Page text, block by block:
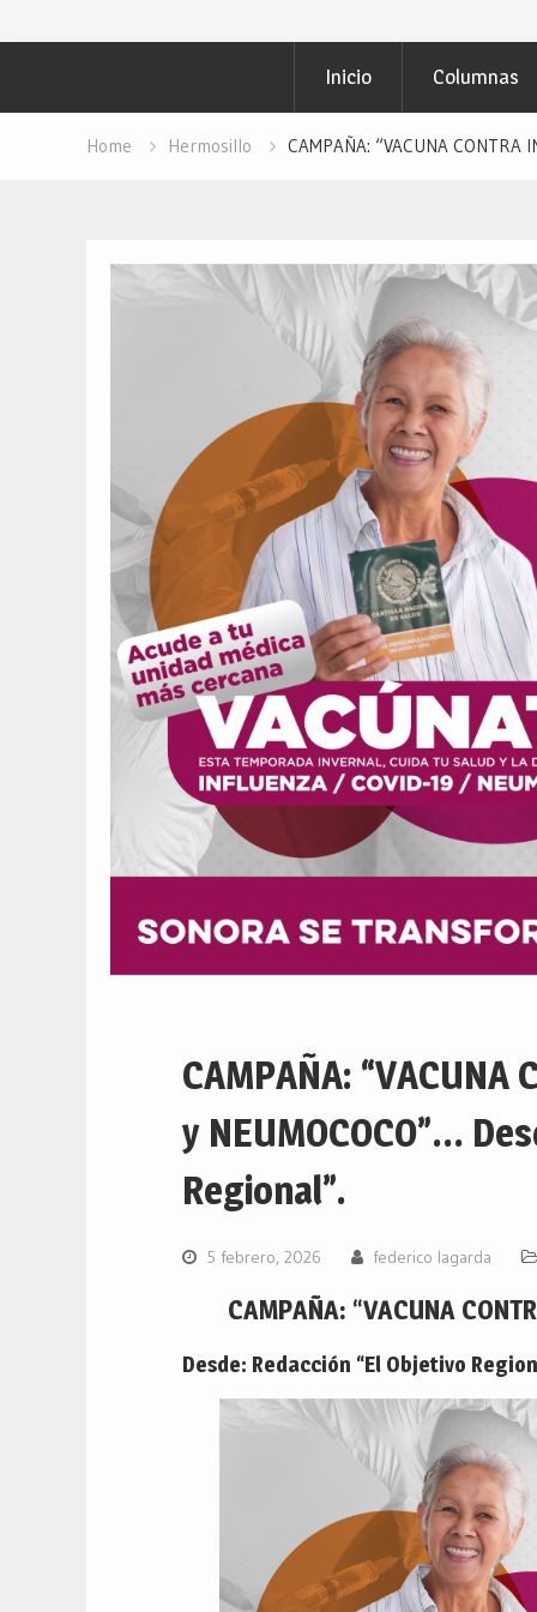
Inicio Columnas
Home Hermosillo CAMPAÑA: “VACUNA
CAMPAÑA: “VACUNA
y NEUMOCOCO”…
Regional”.
5 febrero, 2026 federico lagarda
CAMPAÑA: “VACUNA
Desde: Redacción “El Objetivo